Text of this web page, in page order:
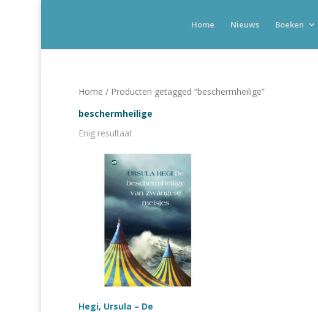
Home Nieuws Boeken
Home / Producten getagged “beschermheilige”
beschermheilige
Enig resultaat
Hegi, Ursula – De